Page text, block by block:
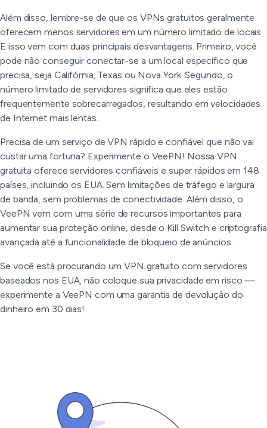
Além disso, lembre-se de que os VPNs gratuitos geralmente
oferecem menos servidores em um número limitado de locais.
E isso vem com duas principais desvantagens. Primeiro, você
pode não conseguir conectar-se a um local específico que
precisa, seja Califórnia, Texas ou Nova York. Segundo, o
número limitado de servidores significa que eles estão
frequentemente sobrecarregados, resultando em velocidades
de Internet mais lentas.
Precisa de um serviço de VPN rápido e confiável que não vai
custar uma fortuna? Experimente o VeePN! Nossa VPN
gratuita oferece servidores confiáveis e super rápidos em 148
países, incluindo os EUA. Sem limitações de tráfego e largura
de banda, sem problemas de conectividade. Além disso, o
VeePN vem com uma série de recursos importantes para
aumentar sua proteção online, desde o Kill Switch e criptografia
avançada até a funcionalidade de bloqueio de anúncios.
Se você está procurando um VPN gratuito com servidores
baseados nos EUA, não coloque sua privacidade em risco —
experimente a VeePN com uma garantia de devolução do
dinheiro em 30 dias!